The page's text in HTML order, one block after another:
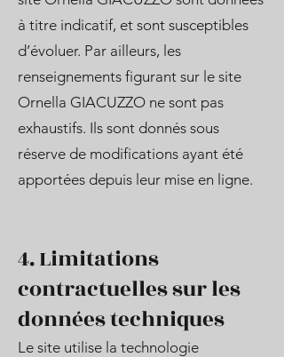
à titre indicatif, et sont susceptibles
d’évoluer. Par ailleurs, les
renseignements figurant sur le site
Ornella GIACUZZO ne sont pas
exhaustifs. Ils sont donnés sous
réserve de modifications ayant été
apportées depuis leur mise en ligne.
4. Limitations
contractuelles sur les
données techniques
Le site utilise la technologie